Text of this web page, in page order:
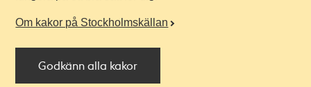
Om kakor på Stockholmskällan
Godkänn alla kakor